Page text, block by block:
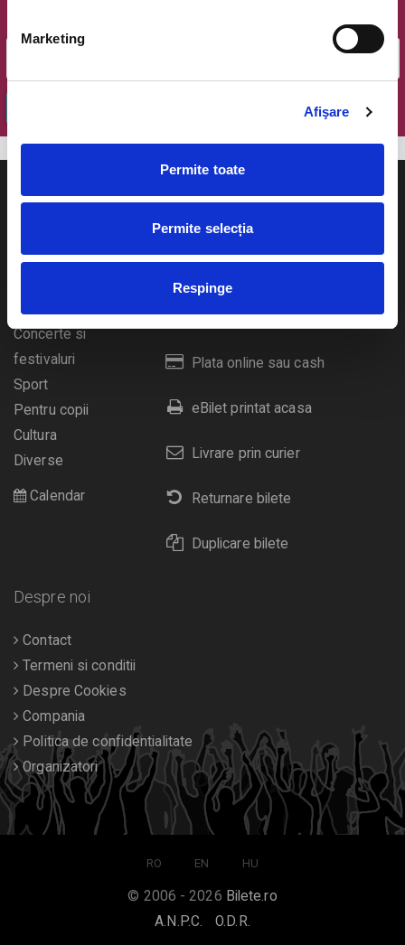
Marketing
Afişare
Permite toate
Permite selecția
Respinge
Ajutor
Cum comand bilete?
Plata online sau cash
eBilet printat acasa
Livrare prin curier
Returnare bilete
Duplicare bilete
Evenimente
Teatru
Concerte si
festivaluri
Sport
Pentru copii
Cultura
Diverse
Calendar
Despre noi
Contact
Termeni si conditii
Despre Cookies
Compania
Politica de confidentialitate
Organizatori
RO EN HU
© 2006 - 2026 Bilete.ro
A.N.P.C.
O.D.R.